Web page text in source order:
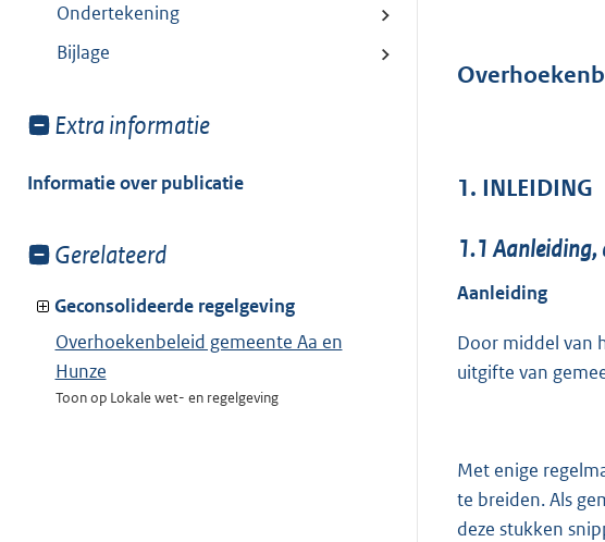
Ondertekening
Bijlage
Toon
van:
Extra informatie
Informatie over publicatie
Toon
van:
Gerelateerd
Geconsolideerde regelgeving
Overhoekenbeleid gemeente Aa en
Hunze
Toon op Lokale wet- en regelgeving
1. INLEIDING
1.1 Aanleiding,
Aanleiding
Door middel van
uitgifte van
Met enige
te breiden. Als
deze stukken